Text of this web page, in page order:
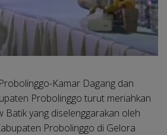
-Kamar Dagang dan
Probolinggo turut meriahkan
Batik yang diselenggarakan oleh
Probolinggo di Gelora